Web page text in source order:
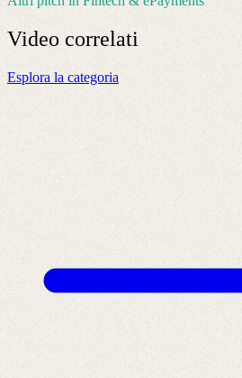
Video correlati
Esplora la categoria